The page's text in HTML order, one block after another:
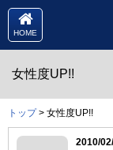
HOME
女性度UP!!
トップ> 女性度UP!!
2010/